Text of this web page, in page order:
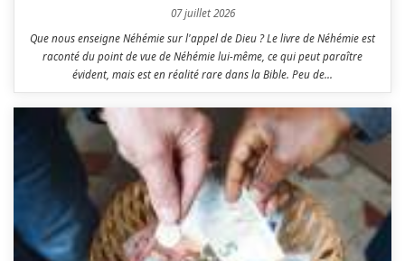
07 juillet 2026
Que nous enseigne Néhémie sur l'appel de Dieu ? Le livre de Néhémie est
raconté du point de vue de Néhémie lui-même, ce qui peut paraître
évident, mais est en réalité rare dans la Bible. Peu de...